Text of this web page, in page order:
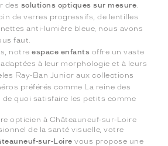
des solutions optiques sur mesure
de verres progressifs, de lentilles
anti-lumière bleue, nous avons
faut.
notreespace enfants offre un vaste
à leur morphologie et à leurs
Ray-Ban Junior aux collections
préférés comme La reine des
de quoi satisfaire les petits comme
opticien à Châteauneuf-sur-Loire
de la santé visuelle, votre
sur-Loire vous propose une